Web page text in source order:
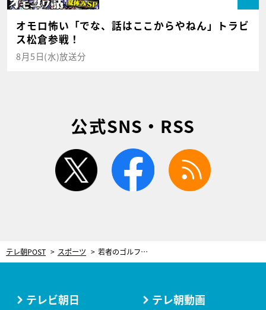
オモロ怖い「でな、話はここからやねん」トラビ
ス松倉参戦！
8月5日(水)放送分
公式SNS・RSS
twitter facebook
テレ朝POST スポーツ 若者のゴルフ離れを救うのは「不純な動機」。戸張捷氏が分析する日本ゴルフ再興戦略
テレビ朝日 テレ朝動画